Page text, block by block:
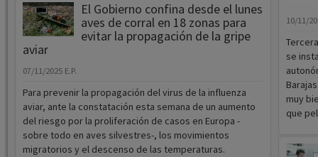
El Gobierno confina desde el lunes
aves de corral en 18 zonas para
evitar la propagación de la gripe
aviar
07/11/2025 E.P.
Para prevenir la propagación del virus de la influenza
aviar, ante la constatación esta semana de un aumento
del riesgo por la proliferación de casos en Europa -
sobre todo en aves silvestres-, los movimientos
migratorios y el descenso de las temperaturas.
10/11/
se
muy
que